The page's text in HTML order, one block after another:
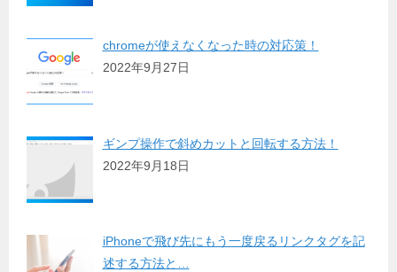
chromeが使えなくなった時の対応策！
2022年9月27日
ギンプ操作で斜めカットと回転する方法！
2022年9月18日
iPhoneで飛び先にもう一度戻るリンクタグを記
述する方法と…